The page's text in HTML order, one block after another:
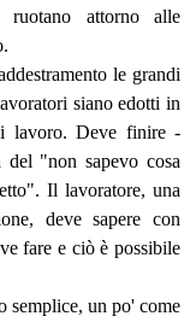
ruotano attorno alle
le grandi
siano edotti in
lavoro. Deve finire -
"non sapevo cosa
Il lavoratore, una
deve sapere con
fare e ciò è possibile
semplice, un po' come